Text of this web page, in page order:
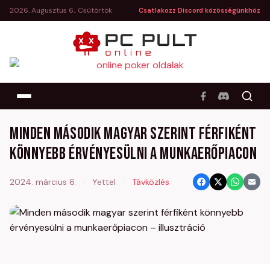
2026. Augusztus 6., Csütörtök Csatlakozz Discord közösségünkhöz
Minden második magyar szerint férfiként
könnyebb érvényesülni a munkaerőpiacon
2024. március 6. · Yettel · Távközlés